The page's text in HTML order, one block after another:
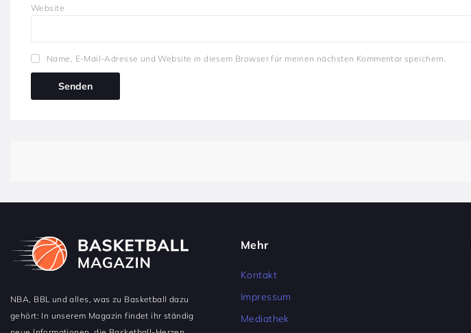
Website
Name, E-Mail-Adresse und Website in diesem Browser für meinen nächsten Kommentar speichern.
NBA, BBL und alles, was zu Basketball dazu
gehört: In unserem Magazin findet ihr ständig
Mehr
Kontakt
Impressum
Mediathek